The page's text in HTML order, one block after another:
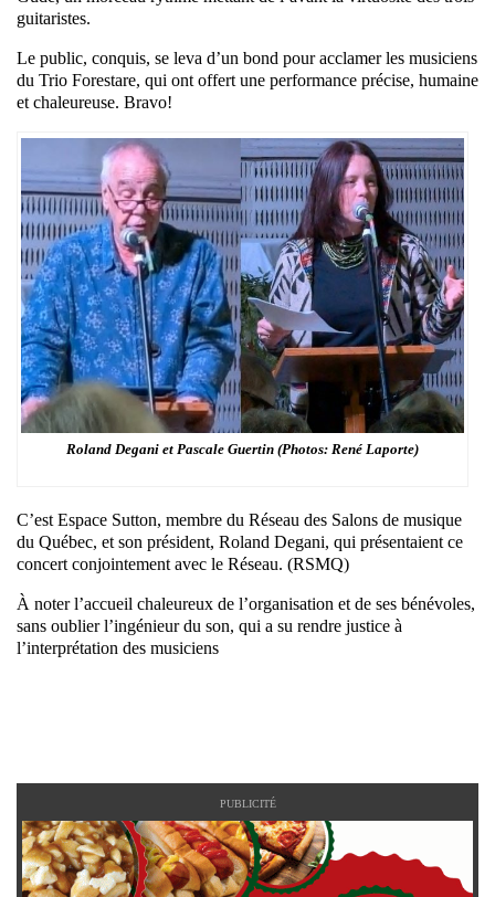
guitaristes.
Le public, conquis, se leva d’un bond pour acclamer les musiciens
du Trio Forestare, qui ont offert une performance précise, humaine
et chaleureuse. Bravo!
Roland Degani et Pascale Guertin (Photos: René Laporte)
C’est Espace Sutton, membre du Réseau des Salons de musique
du Québec, et son président, Roland Degani, qui présentaient ce
concert conjointement avec le Réseau. (RSMQ)
À noter l’accueil chaleureux de l’organisation et de ses bénévoles,
sans oublier l’ingénieur du son, qui a su rendre justice à
l’interprétation des musiciens
PUBLICITÉ